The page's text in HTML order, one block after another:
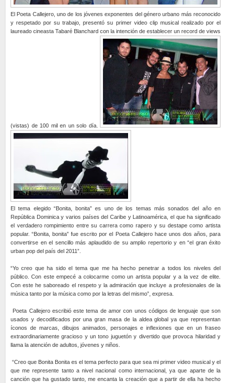
El Poeta Callejero, uno de los jóvenes exponentes del género urbano más reconocido
y respetado por su trabajo, presentó su primer video clip musical realizado por el
laureado cineasta Tabaré Blanchard con la intención de establecer un record de views
(vistas) de 100 mil en un solo día.
El tema elegido “Bonita, bonita” es uno de los temas más sonados del año en
República Dominica y varios países del Caribe y Latinoamérica, el que ha significado
el verdadero rompimiento entre su carrera como rapero y su destape como artista
popular. “Bonita, bonita” fue escrito por el Poeta Callejero hace unos dos años, para
convertirse en el sencillo más aplaudido de su amplio repertorio y en “el gran éxito
urban pop del país del 2011”.
“Yo creo que ha sido el tema que me ha hecho penetrar a todos los niveles del
público. Con este empecé a colocarme como un artista popular y a la vez de elite.
Con este he saboreado el respeto y la admiración que incluye a profesionales de la
música tanto por la música como por la letras del mismo”, expresa.
Poeta Callejero escribió este tema de amor con unos códigos de lenguaje que son
usados y decodificados por una gran masa de la aldea global ya que representan
íconos de marcas, dibujos animados, personajes e inflexiones que en un fraseo
extraordinariamente gracioso y un tono juguetón y divertido que provoca hilaridad y
llama la atención de adultos, jóvenes y niños.
“Creo que Bonita Bonita es el tema perfecto para que sea mi primer video musical y el
que me represente tanto a nivel nacional como internacional, ya que aparte de la
canción que ha gustado tanto, me encanta la creación que a partir de ella ha hecho